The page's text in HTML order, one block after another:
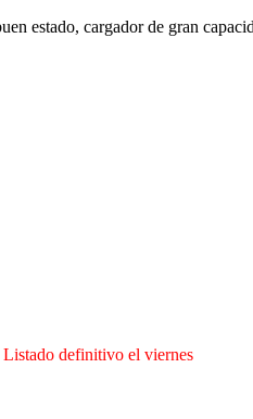
estado, cargador de gran
Listado definitivo el viernes